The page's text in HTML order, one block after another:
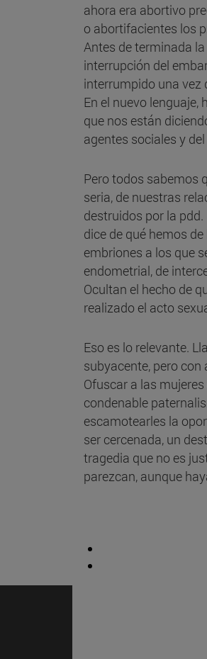
ahora era abortivo
o abortifacientes los
Antes de terminada
interrupción del
interrumpido una vez
En el nuevo
que nos están
agentes sociales y
Pero todos sabemos
seria, de nuestras
destruidos por la
dice de qué hemos
embriones a los que
endometrial, de
Ocultan el hecho de
realizado el acto
Eso es lo relevante.
subyacente, pero
Ofuscar a las
condenable
escamotearles la
ser cercenada, un
tragedia que no es
parezcan, aunque